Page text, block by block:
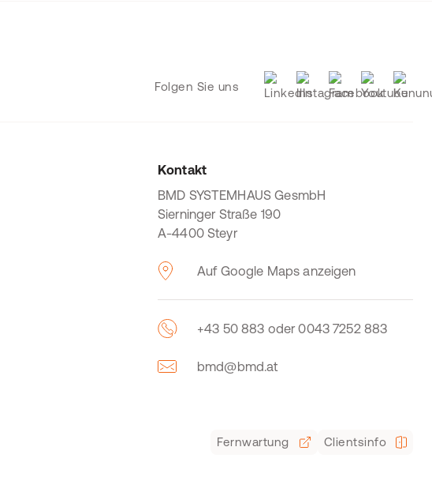
Folgen Sie uns
Kontakt
BMD SYSTEMHAUS GesmbH
Sierninger Straße 190
A-4400 Steyr
Auf Google Maps anzeigen
+43 50 883 oder 0043 7252 883
bmd@bmd.at
Fernwartung Clientsinfo